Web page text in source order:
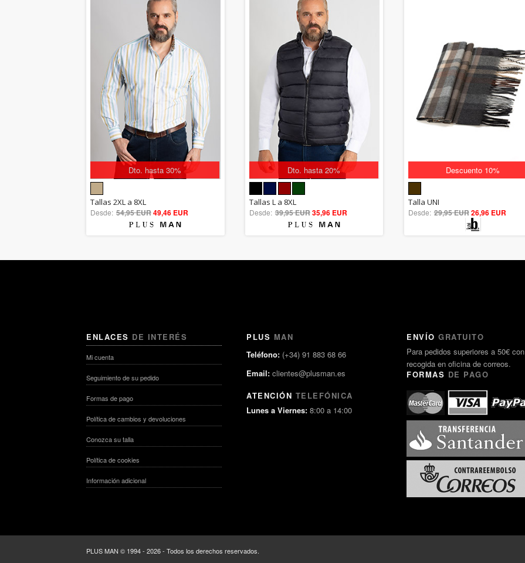
Dto. hasta 30%
5.00
out of 5
Tallas 2XL a 8XL
Desde: 54,95 EUR49,46 EUR
Dto. hasta 20%
5.00
out of 5
Tallas L a 8XL
Desde: 39,95 EUR35,96 EUR
Descuento 10%
out of 5
Talla UNI
Desde: 29,95 EUR26,96 EUR
ENLACES DE INTERÉS
Mi cuenta
Seguimiento de su pedido
Formas de pago
Política de cambios y devoluciones
Conozca su talla
Política de cookies
Información adicional
PLUS MAN
Teléfono: (+34) 91 883 68 66
Email: clientes@plusman.es
ATENCIÓN TELEFÓNICA
Lunes a Viernes: 8:00 a 14:00
ENVÍO GRATUITO
Para pedidos superiores a 50€ con
recogida en oficina de correos.
FORMAS DE PAGO
PLUS MAN © 1994 - 2026 - Todos los derechos reservados.